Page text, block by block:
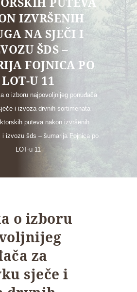
IZVRŠENIH
NA SJEČI I
ŠDS –
FOJNICA PO
LOT-U 11
o izboru najpovoljnijeg ponuđača
i izvoza drvnih sortimenata i
puteva nakon izvršenih
i izvozu šds – šumarija Fojnica po
LOT-u 11
o izboru
za
sječe i